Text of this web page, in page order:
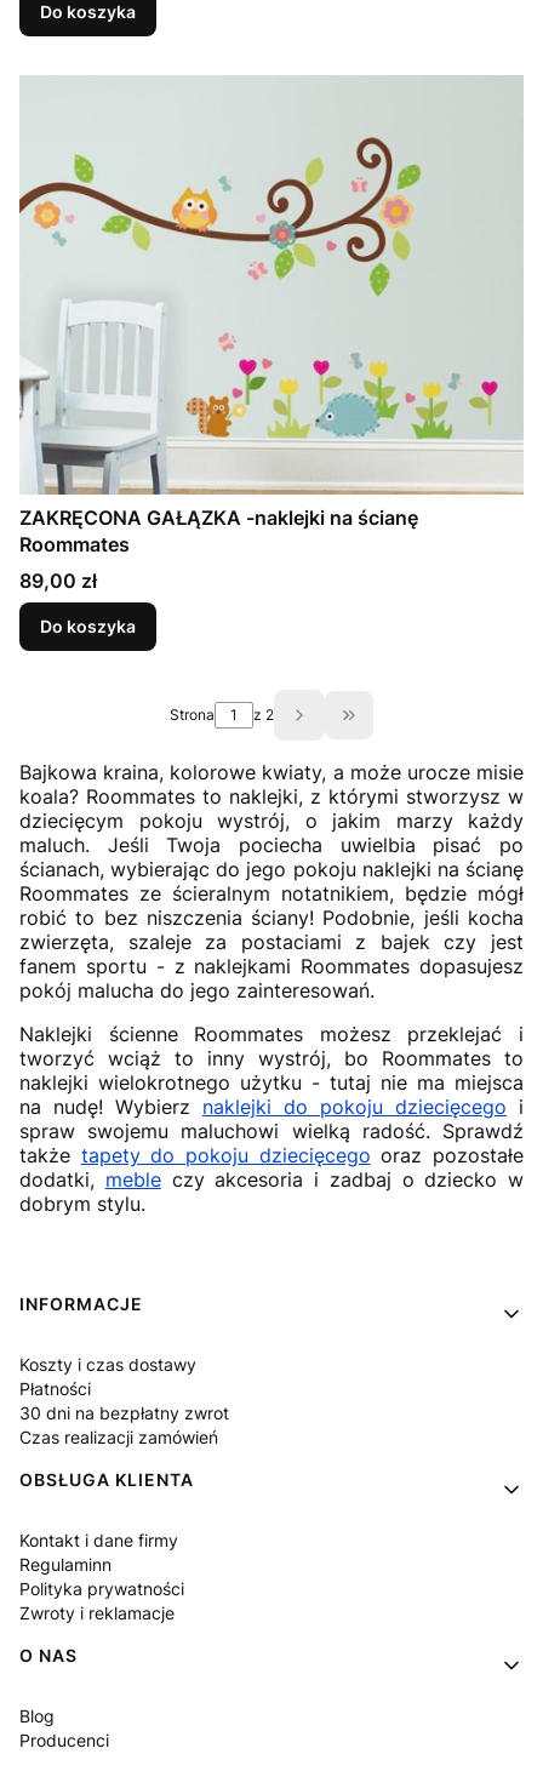
Do koszyka
ZAKRĘCONA GAŁĄZKA -naklejki na ścianę
Roommates
Cena
89,00 zł
Do koszyka
Strona z 2 Przejdź do ostatniej
Bajkowa kraina, kolorowe kwiaty, a może urocze misie
koala? Roommates to naklejki, z którymi stworzysz w
dziecięcym pokoju wystrój, o jakim marzy każdy
maluch. Jeśli Twoja pociecha uwielbia pisać po
ścianach, wybierając do jego pokoju naklejki na ścianę
Roommates ze ścieralnym notatnikiem, będzie mógł
robić to bez niszczenia ściany! Podobnie, jeśli kocha
zwierzęta, szaleje za postaciami z bajek czy jest
fanem sportu - z naklejkami Roommates dopasujesz
pokój malucha do jego zainteresowań.
Naklejki ścienne Roommates możesz przeklejać i
tworzyć wciąż to inny wystrój, bo Roommates to
naklejki wielokrotnego użytku - tutaj nie ma miejsca
na nudę! Wybierz naklejki do pokoju dziecięcego i
spraw swojemu maluchowi wielką radość. Sprawdź
także tapety do pokoju dziecięcego oraz pozostałe
dodatki, mebleczy akcesoria i zadbaj o dziecko w
dobrym stylu.
Linki w stopce
INFORMACJE
Koszty i czas dostawy
Płatności
30 dni na bezpłatny zwrot
Czas realizacji zamówień
OBSŁUGA KLIENTA
Kontakt i dane firmy
Regulaminn
Polityka prywatności
Zwroty i reklamacje
O NAS
Blog
Producenci